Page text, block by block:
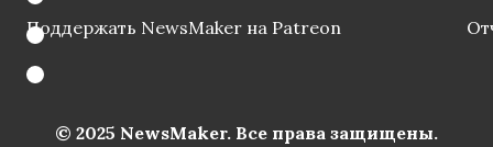
Поддержать NewsMaker на Patreon
© 2025 NewsMaker. Все права защищены.